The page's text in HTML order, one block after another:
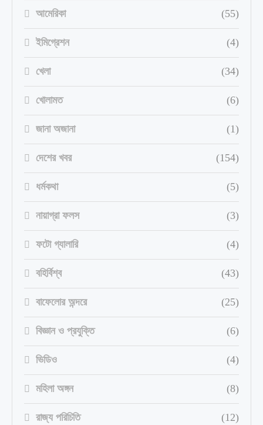
আমেরিকা (55)
ইমিগ্রেশন (4)
খেলা (34)
খোলামত (6)
জানা অজানা (1)
দেশের খবর (154)
ধর্মকথা (5)
নায়াগ্রা ফলস (3)
ফটো গ্যালারি (4)
বহির্বিশ্ব (43)
বাফেলোর অন্দরে (25)
বিজ্ঞান ও প্রযুক্তি (6)
ভিডিও (4)
মহিলা অঙ্গন (8)
রাজ্য পরিচিতি (12)